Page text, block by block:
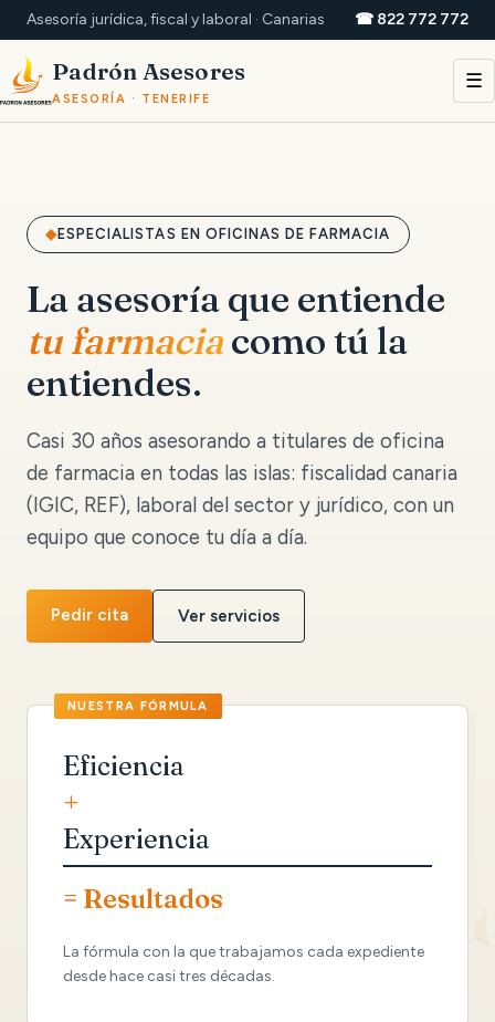
Asesoría jurídica, fiscal y laboral · Canarias ☎ 822 772 772
Padrón Asesores
ASESORÍA · TENERIFE
☰
ESPECIALISTAS EN OFICINAS DE FARMACIA
La asesoría que entiende
tu farmaciacomo tú la
entiendes.
Casi 30 años asesorando a titulares de oficina
de farmacia en todas las islas: fiscalidad canaria
(IGIC, REF), laboral del sector y jurídico, con un
equipo que conoce tu día a día.
Pedir cita Ver servicios
Eficiencia
+
Experiencia
= Resultados
La fórmula con la que trabajamos cada expediente
desde hace casi tres décadas.